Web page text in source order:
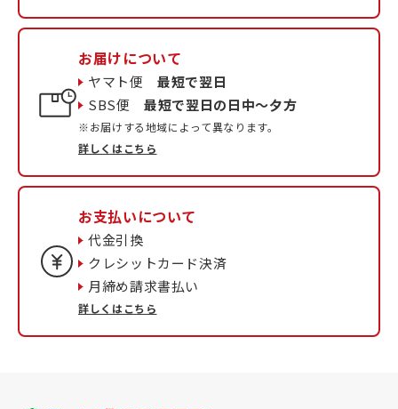
お届けについて
ヤマト便最短で翌日
SBS便最短で翌日の日中〜夕方
※お届けする地域によって異なります。
詳しくはこちら
お支払いについて
代金引換
クレシットカード決済
月締め請求書払い
詳しくはこちら